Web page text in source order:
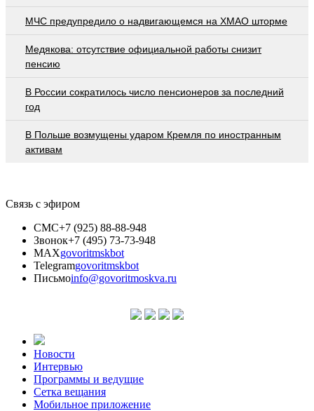
МЧС предупредило о надвигающемся на ХМАО шторме
Медякова: отсутствие официальной работы снизит
пенсию
В России сократилось число пенсионеров за последний
год
В Польше возмущены ударом Кремля по иностранным
активам
Связь с эфиром
СМС+7 (925) 88-88-948
Звонок+7 (495) 73-73-948
MAXgovoritmskbot
Telegramgovoritmskbot
Письмоinfo@govoritmoskva.ru
Новости
Интервью
Программы и ведущие
Сетка вещания
Мобильное приложение